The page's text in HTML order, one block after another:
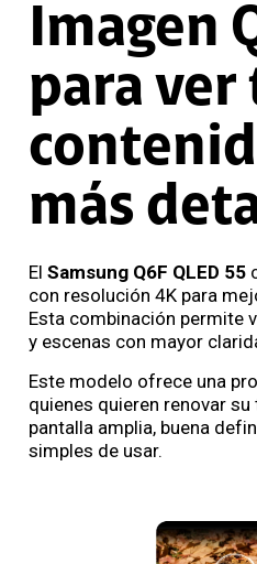
Imagen
para ver
más
El Samsung Q6F QLED 55
con resolución 4K para
Esta combinación permite
y escenas con mayor
Este modelo ofrece una
quienes quieren renovar
pantalla amplia, buena
simples de usar.